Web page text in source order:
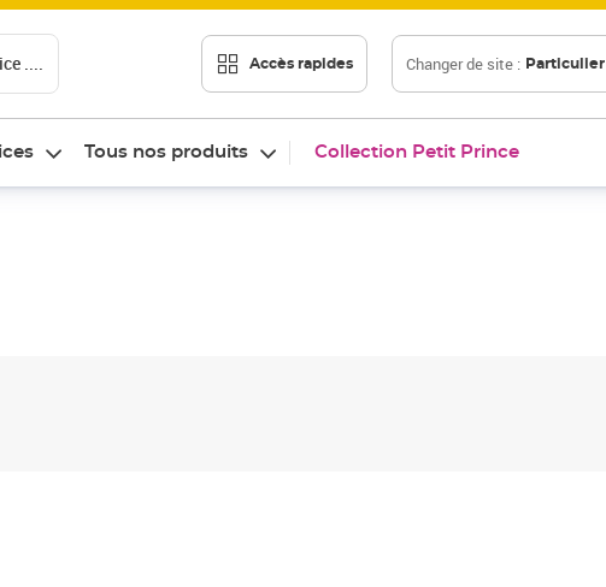
.... Accès rapides Changer de site : Particulier
Tous nos produits Collection Petit Prince